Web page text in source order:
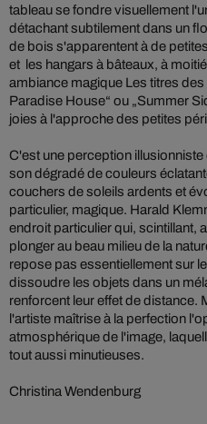
tableau se fondre visuellement
détachant subtilement dans un
de bois s'apparentent à de
et les hangars à bâteaux, à
ambiance magique Les titres
Paradise House“ ou „Summer
joies à l'approche des petites
C'est une perception
son dégradé de couleurs
couchers de soleils ardents et
particulier, magique. Harald
endroit particulier qui, scintillant,
plonger au beau milieu de la
repose pas essentiellement sur
dissoudre les objets dans un
renforcent leur effet de distance.
l'artiste maîtrise à la perfection
atmosphérique de l'image,
tout aussi minutieuses.
Christina Wendenburg